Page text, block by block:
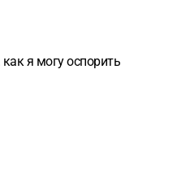
я могу оспорить